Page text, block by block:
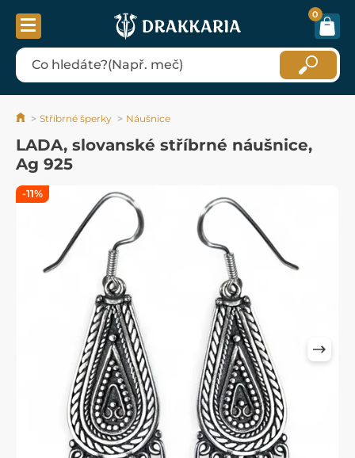
0
Stříbrné šperky Náušnice
LADA, slovanské stříbrné náušnice,
Ag 925
-11%